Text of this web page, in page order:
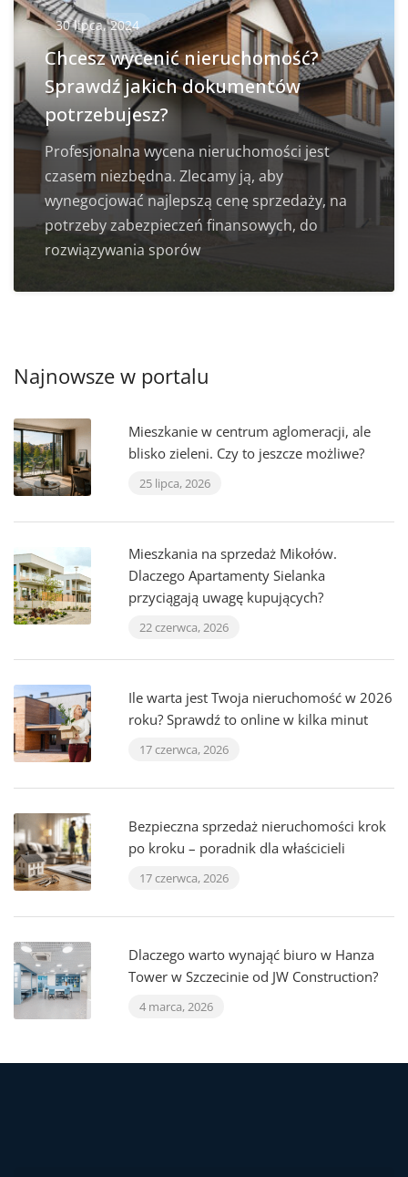
30 lipca, 2024
Chcesz wycenić nieruchomość?
Sprawdź jakich dokumentów
potrzebujesz?
Profesjonalna wycena nieruchomości jest
czasem niezbędna. Zlecamy ją, aby
wynegocjować najlepszą cenę sprzedaży, na
potrzeby zabezpieczeń finansowych, do
rozwiązywania sporów
Najnowsze w portalu
Mieszkanie w centrum aglomeracji, ale
blisko zieleni. Czy to jeszcze możliwe?
25 lipca, 2026
Mieszkania na sprzedaż Mikołów.
Dlaczego Apartamenty Sielanka
przyciągają uwagę kupujących?
22 czerwca, 2026
Ile warta jest Twoja nieruchomość w 2026
roku? Sprawdź to online w kilka minut
17 czerwca, 2026
Bezpieczna sprzedaż nieruchomości krok
po kroku – poradnik dla właścicieli
17 czerwca, 2026
Dlaczego warto wynająć biuro w Hanza
Tower w Szczecinie od JW Construction?
4 marca, 2026